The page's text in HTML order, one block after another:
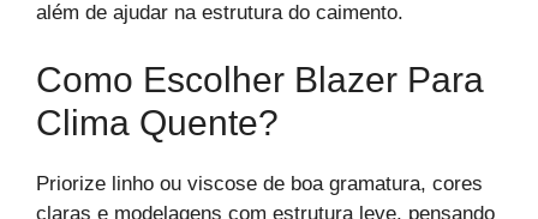
além de ajudar na estrutura do caimento.
Como Escolher Blazer Para
Clima Quente?
Priorize linho ou viscose de boa gramatura, cores
claras e modelagens com estrutura leve, pensando